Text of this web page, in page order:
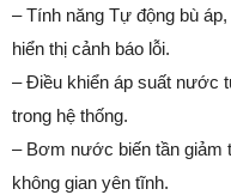
– Tính năng Tự động bù
hiển thị cảnh báo lỗi.
– Điều khiển áp suất nước
trong hệ thống.
– Bơm nước biến tần giảm
không gian yên tĩnh.